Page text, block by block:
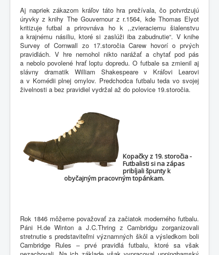
Aj napriek zákazom kráľov táto hra prežívala, čo potvrdzujú
úryvky z knihy The Gouvernour z r.1564, kde Thomas Elyot
kritizuje futbal a prirovnáva ho k ,,zvieraciemu šialenstvu
a krajnému násiliu, ktoré si zaslúži iba zabudnutie“. V knihe
Survey of Cornwall zo 17.storočia Carew hovorí o prvých
pravidlách. V hre nemohol nikto narážať a chytať pod pás
a nebolo povolené hrať loptu dopredu. O futbale sa zmienil aj
slávny dramatik William Shakespeare v Kráľovi Learovi
a v Komédii plnej omylov. Predchodca futbalu teda vo svojej
živelnosti a bez pravidiel vydržal až do polovice 19.storočia.
Kopačky z 19. storočia -
Futbalisti si na zápas
pribíjali špunty k
obyčajným pracovným topánkam.
Rok 1846 môžeme považovať za začiatok moderného futbalu.
Páni H.de Winton a J.C.Thring z Cambridgu zorganizovali
stretnutie s predstaviteľmi významných škôl a výsledkom boli
Cambridge Rules – prvé pravidlá futbalu, ktoré sa však